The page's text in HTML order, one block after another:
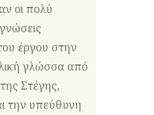
οι πολύ
έργου στην
γλώσσα από
Στέγης,
την υπεύθυνη